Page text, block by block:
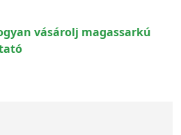
vásárolj magassarkú